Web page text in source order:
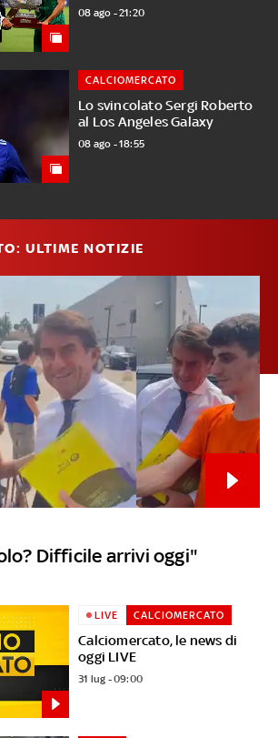
08 ago - 21:20
Lo svincolato Sergi Roberto
al Los Angeles Galaxy
CALCIOMERCATO
08 ago - 18:55
ULTIME NOTIZIE
Difficile arrivi oggi"
Calciomercato, le news di
oggi LIVE
LIVE CALCIOMERCATO
31 lug - 09:00